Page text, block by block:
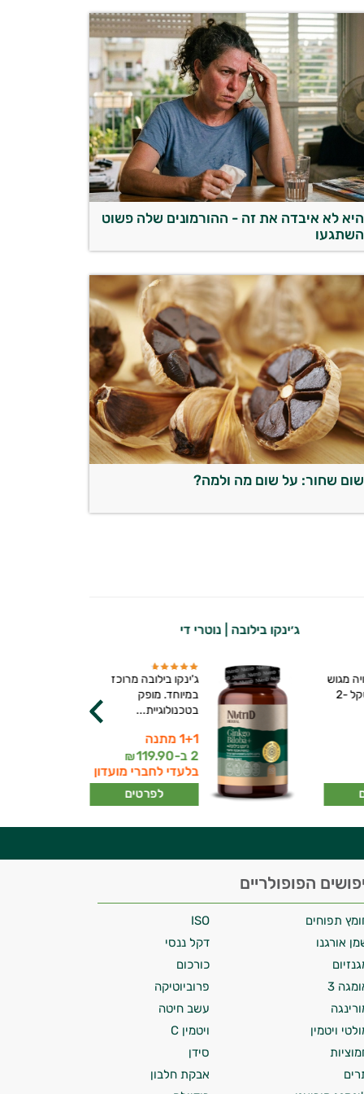
היא לא איבדה את זה - ההורמונים שלה פשוט
השתגעו
שום שחור: על שום מה ולמה?
מגוש
מלח טבעי במשקל 2-
ג׳ינקו בילובה | נוטרי די
ג'ינקו בילובה מרוכז
במיוחד. מופק
בטכנולוגיית...
1+1 מתנה
2 ב-
119.90
₪
בלעדי לחברי מועדון
לפרטים
הפופולריים
תפוחים
ISO
אורגנו
דקל ננסי
כורכום
3
פרוביוטיקה
עשב חיטה
ויטמין
ויטמין C
סידן
אבקת חלבון